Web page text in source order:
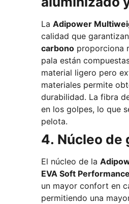
La Adipower
calidad que
carbonoproporciona
pala están
material ligero pero
materiales permite
durabilidad. La fibra
en los golpes, lo que
pelota.
4. Núcleo de
El núcleo de la
EVA Soft Performance
un mayor confort en
permitiendo una